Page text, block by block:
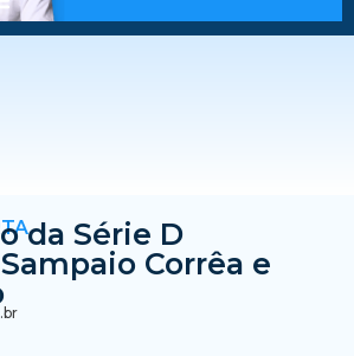
da Série D
Corrêa e